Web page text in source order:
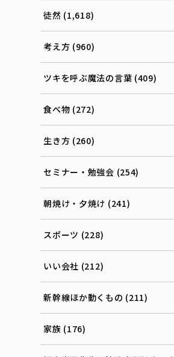
徒然 (1,618)
考え方 (960)
ツキを呼ぶ魔法の言葉 (409)
食べ物 (272)
生き方 (260)
セミナー・勉強会 (254)
朝焼け・夕焼け (241)
スポーツ (228)
いい会社 (212)
新幹線ほか動くもの (211)
家族 (176)